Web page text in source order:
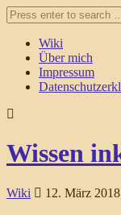
Wiki
Über mich
Impressum
Wissen
Wiki 12. März 2018